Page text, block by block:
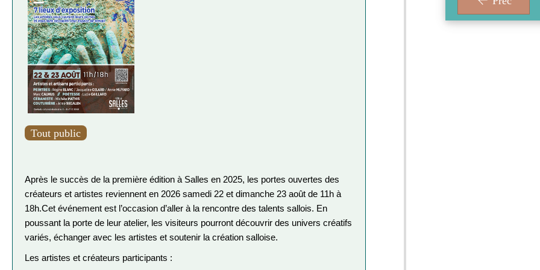
Tout public
Après le succès de la première édition à Salles en 2025, les portes ouvertes des
créateurs et artistes reviennent en 2026 samedi 22 et dimanche 23 août de 11h à
18h.Cet événement est l’occasion d’aller à la rencontre des talents sallois. En
poussant la porte de leur atelier, les visiteurs pourront découvrir des univers créatifs
variés, échanger avec les artistes et soutenir la création salloise.
Les artistes et créateurs participants :